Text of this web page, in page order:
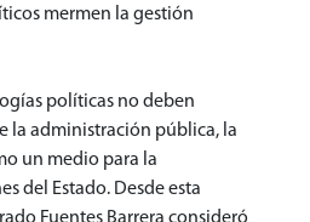
mermen la gestión
políticas no deben
la administración pública, la
un medio para la
del Estado. Desde esta